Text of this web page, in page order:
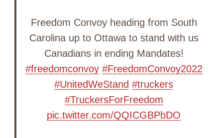
Freedom Convoy heading from South
Carolina up to Ottawa to stand with us
Canadians in ending Mandates!
#freedomconvoy #FreedomConvoy2022
#UnitedWeStand #truckers
#TruckersForFreedom
pic.twitter.com/QQICGBPbDO